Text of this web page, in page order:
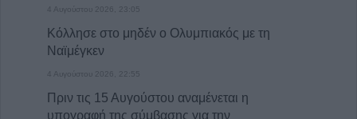
4 Αυγούστου 2026, 23:05
Κόλλησε στο μηδέν ο Ολυμπιακός με τη
Ναϊμέγκεν
4 Αυγούστου 2026, 22:55
Πριν τις 15 Αυγούστου αναμένεται η
υπογραφή της σύμβασης για την